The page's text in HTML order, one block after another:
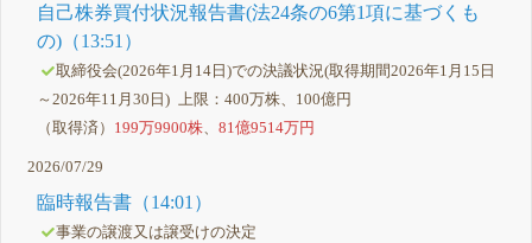
自己株券買付状況報告書(法24条の6第1項に基づくも
の)（13:51）
取締役会(2026年1月14日)での決議状況(取得期間2026年1月15日
～2026年11月30日) 上限：400万株、100億円
（取得済） 199万9900株 、81億9514万円
2026/07/29
臨時報告書（14:01）
事業の譲渡又は譲受けの決定